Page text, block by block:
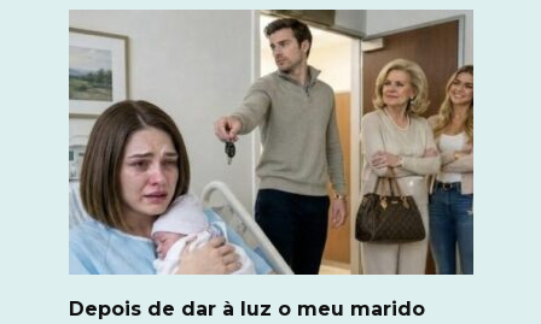
Depois de dar à luz o meu marido